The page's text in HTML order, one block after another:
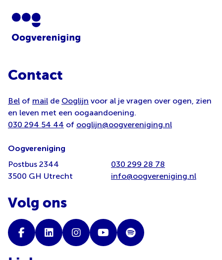
Contact
Bel of mail de Ooglijn voor al je vragen over ogen, zien
en leven met een oogaandoening.
030 294 54 44 of ooglijn@oogvereniging.nl
Oogvereniging
Postbus 2344
3500 GH Utrecht
030 299 28 78
info@oogvereniging.nl
Volg ons